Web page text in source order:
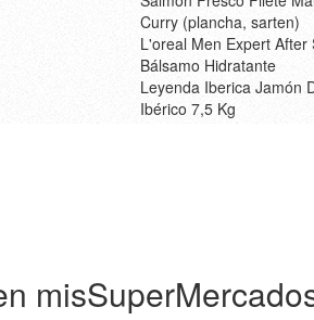
Curry (plancha, sarten)
L'oreal Men Expert After
Bálsamo Hidratante
Leyenda Iberica Jamón
Ibérico 7,5 Kg